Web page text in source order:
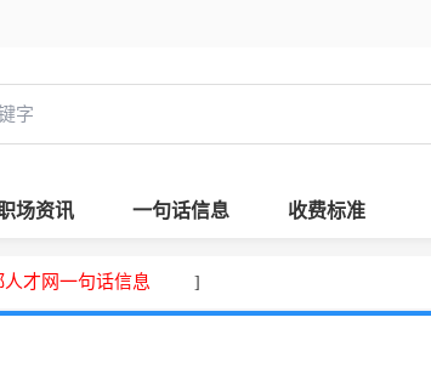
场资讯 一句话信息 收费标准
才网一句话信息 ]